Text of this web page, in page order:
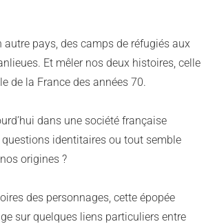
autre pays, des camps de réfugiés aux
Et mêler nos deux histoires, celle
de la France des années 70.
dans une société française
questions identitaires ou tout semble
origines ?
des personnages, cette épopée
sur quelques liens particuliers entre